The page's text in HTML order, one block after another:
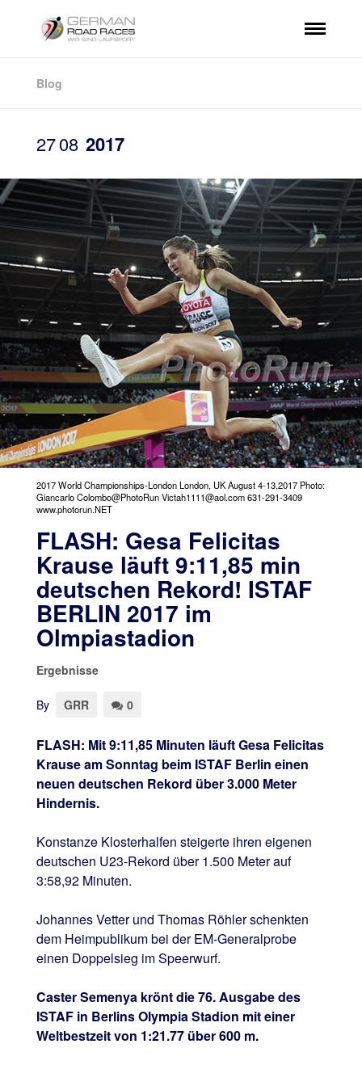
Blog
2708 2017
2017 World Championships-London London, UK August 4-13,2017 Photo:
Giancarlo Colombo@PhotoRun Victah1111@aol.com 631-291-3409
www.photorun.NET
FLASH: Gesa Felicitas
Krause läuft 9:11,85 min
deutschen Rekord! ISTAF
BERLIN 2017 im
Olmpiastadion
Ergebnisse
By GRR 0
FLASH: Mit 9:11,85 Minuten läuft Gesa Felicitas
Krause am Sonntag beim ISTAF Berlin einen
neuen deutschen Rekord über 3.000 Meter
Hindernis.
Konstanze Klosterhalfen steigerte ihren eigenen
deutschen U23-Rekord über 1.500 Meter auf
3:58,92 Minuten.
Johannes Vetter und Thomas Röhler schenkten
dem Heimpublikum bei der EM-Generalprobe
einen Doppelsieg im Speerwurf.
Caster Semenya krönt die 76. Ausgabe des
ISTAF in Berlins Olympia Stadion mit einer
Weltbestzeit von 1:21.77 über 600 m.